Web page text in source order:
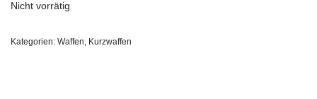
Nicht vorrätig
Kategorien: Waffen, Kurzwaffen